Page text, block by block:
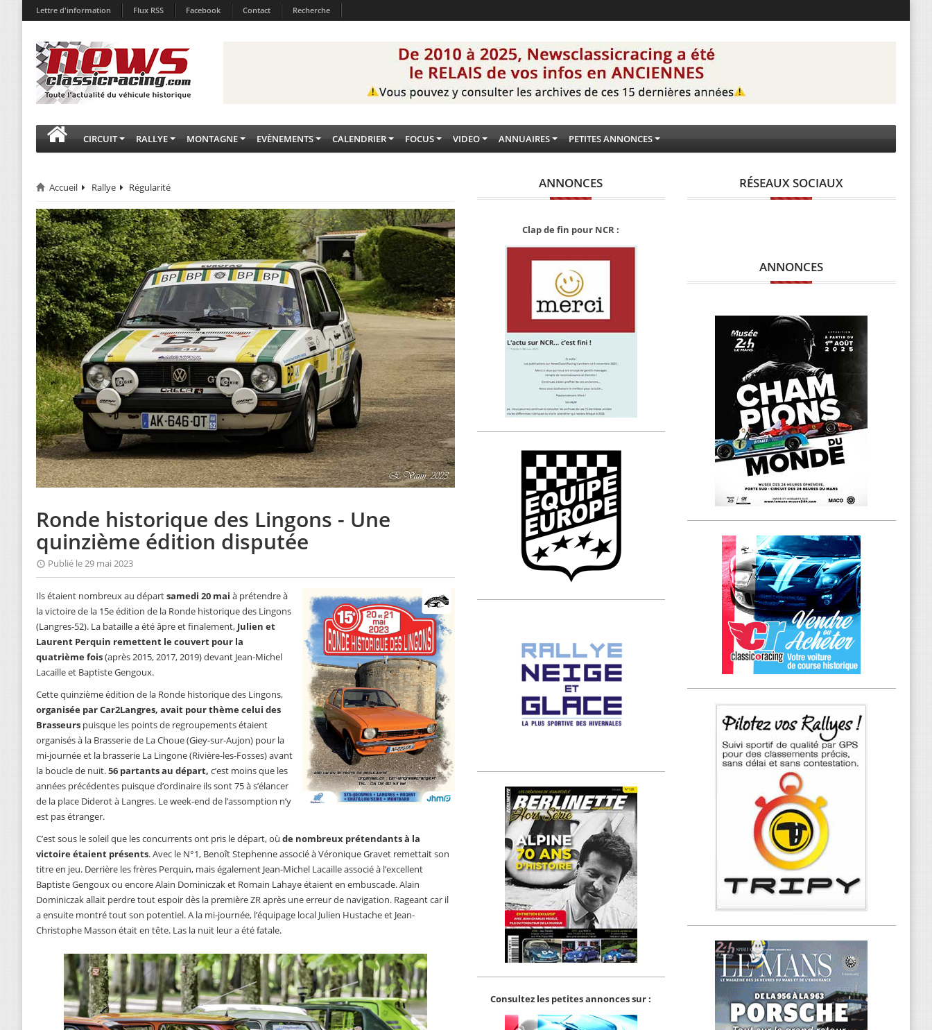
Lettre d'information Flux RSS Facebook Contact Recherche
CIRCUIT RALLYE MONTAGNE EVÈNEMENTS CALENDRIER FOCUS VIDEO ANNUAIRES PETITES ANNONCES
Accueil Rallye Régularité
Ronde historique des Lingons - Une
quinzième édition disputée
Publié le 29 mai 2023
Ils étaient nombreux au départsamedi 20 mai à prétendre à
la victoire de la 15e édition de la Ronde historique des Lingons
(Langres-52). La bataille a été âpre et finalement, Julien et
Laurent Perquin remettent le couvert pour la
quatrième fois(après 2015, 2017, 2019) devant Jean-Michel
Lacaille et Baptiste Gengoux.
Cette quinzième édition de la Ronde historique des Lingons,
organisée par Car2Langres, avait pour thème celui des
Brasseurs puisque les points de regroupements étaient
organisés à la Brasserie de La Choue (Giey-sur-Aujon) pour la
mi-journée et la brasserie La Lingone (Rivière-les-Fosses) avant
la boucle de nuit.56 partants au départ, c’est moins que les
années précédentes puisque d’ordinaire ils sont 75 à s’élancer
de la place Diderot à Langres. Le week-end de l’assomption n’y
est pas étranger.
C’est sous le soleil que les concurrents ont pris le départ, où de nombreux prétendants à la
victoire étaient présents. Avec le N°1, Benoît Stephenne associé à Véronique Gravet remettait son
titre en jeu. Derrière les frères Perquin, mais également Jean-Michel Lacaille associé à l’excellent
Baptiste Gengoux ou encore Alain Dominiczak et Romain Lahaye étaient en embuscade. Alain
Dominiczak allait perdre tout espoir dès la première ZR après une erreur de navigation. Rageant car il
a ensuite montré tout son potentiel. A la mi-journée, l’équipage local Julien Hustache et Jean-
Christophe Masson était en tête. Las la nuit leur a été fatale.
ANNONCES
Clap de fin pour NCR :
Consultez les petites annonces sur :
RÉSEAUX SOCIAUX
ANNONCES